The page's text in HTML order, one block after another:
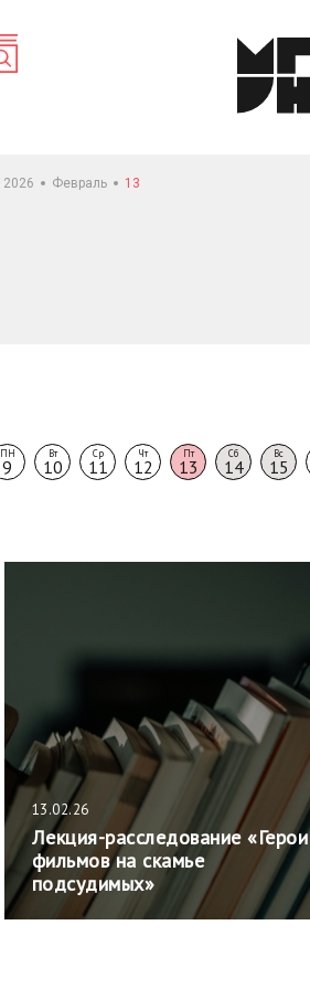
2026 Февраль 13
ПН
9
Вт
10
Ср
11
Чт
12
Пт
13
Сб
14
Вс
15
13.02.26
Лекция-расследование «Герои
фильмов на скамье
подсудимых»